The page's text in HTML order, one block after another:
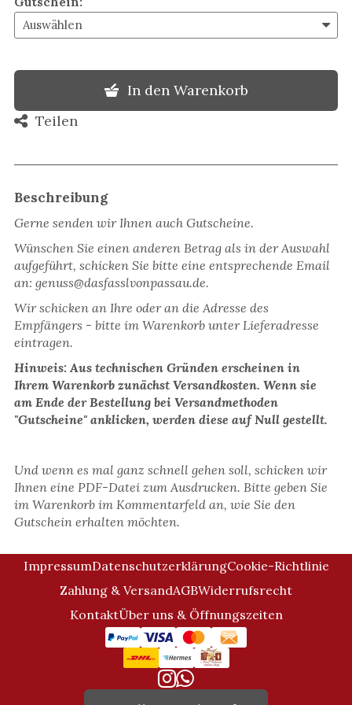
In den Warenkorb
Teilen
Beschreibung
Gerne senden wir Ihnen auch Gutscheine.
Wünschen Sie einen anderen Betrag als in der Auswahl
aufgeführt, schicken Sie bitte eine entsprechende Email
an: genuss@dasfasslvonpassau.de.
Wir schicken an Ihre oder an die Adresse des
Empfängers - bitte im Warenkorb unter Lieferadresse
eintragen.
Hinweis: Aus technischen Gründen erscheinen in
Ihrem Warenkorb zunächst Versandkosten. Wenn sie
am Ende der Bestellung bei Versandmethoden
"Gutscheine" anklicken, werden diese auf Null gestellt.
Und wenn es mal ganz schnell gehen soll, schicken wir
Ihnen eine PDF-Datei zum Ausdrucken. Bitte geben Sie
im Warenkorb im Kommentarfeld an, wie Sie den
Gutschein erhalten möchten.
ImpressumDatenschutzerklärungCookie-Richtlinie
Zahlung & VersandAGBWiderrufsrecht
KontaktÜber uns & Öffnungszeiten